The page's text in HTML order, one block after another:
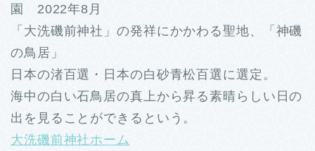
園 2022年8月
「大洗磯前神社」の発祥にかかわる聖地、「神磯
の鳥居」
日本の渚百選・日本の白砂青松百選に選定。
海中の白い石鳥居の真上から昇る素晴らしい日の
出を見ることができるという。
大洗磯前神社ホーム